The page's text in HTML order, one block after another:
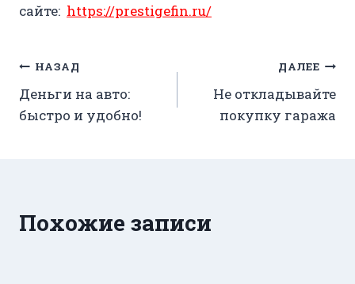
сайте: https://prestigefin.ru/
Навигация
по
НАЗАД
Деньги на авто:
быстро и удобно!
ДАЛЕЕ
Не откладывайте
покупку гаража
Похожие записи